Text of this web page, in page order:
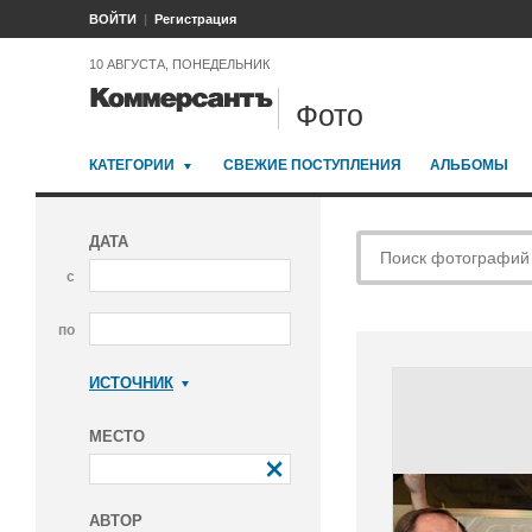
ВОЙТИ Регистрация
10 АВГУСТА, ПОНЕДЕЛЬНИК
Фото
КАТЕГОРИИ СВЕЖИЕ ПОСТУПЛЕНИЯ АЛЬБОМЫ
ДАТА
с
по
ИСТОЧНИК
МЕСТО
АВТОР